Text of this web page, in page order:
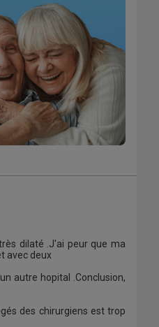
dilaté .J'ai peur que ma
avec deux
autre hopital .Conclusion,
des chirurgiens est trop